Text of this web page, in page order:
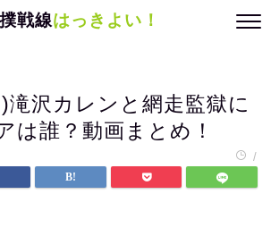
戦線はっきよい！
沢カレンと網走監獄に
は誰？動画まとめ！
/